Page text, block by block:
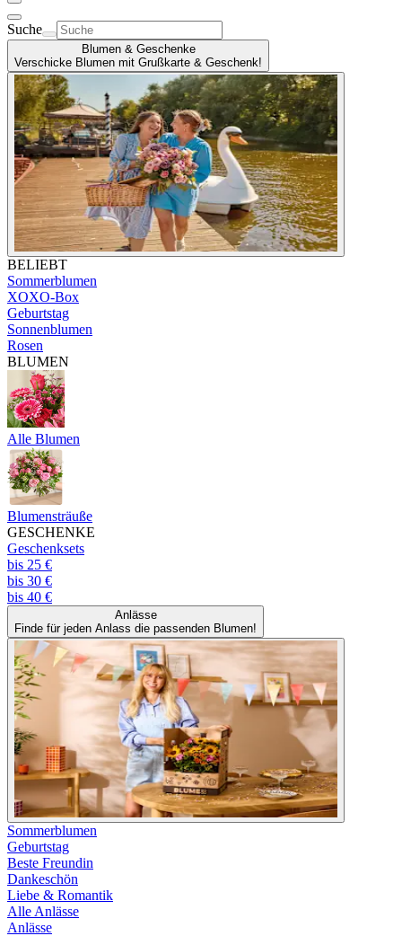
Suche
Blumen & Geschenke
Verschicke Blumen mit Grußkarte & Geschenk!
BELIEBT
Sommerblumen
XOXO-Box
Geburtstag
Sonnenblumen
Rosen
BLUMEN
Alle Blumen
Blumensträuße
GESCHENKE
Geschenksets
bis 25 €
bis 30 €
bis 40 €
Anlässe
Finde für jeden Anlass die passenden Blumen!
Sommerblumen
Geburtstag
Beste Freundin
Dankeschön
Liebe & Romantik
Alle Anlässe
Anlässe